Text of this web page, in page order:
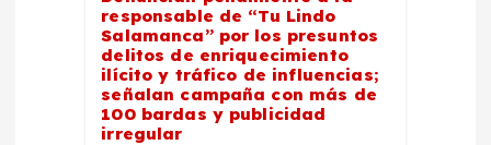
responsable de “Tu Lindo
Salamanca” por los presuntos
delitos de enriquecimiento
ilícito y tráfico de influencias;
señalan campaña con más de
100 bardas y publicidad
irregular